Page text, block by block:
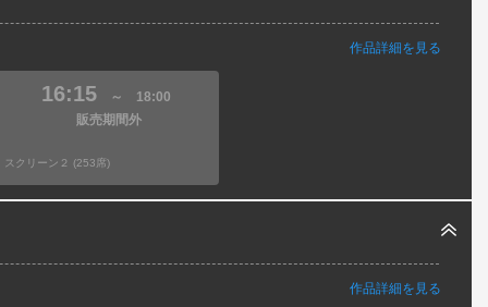
作品詳細を見る
16:15 ～
18:00
販売期間外
スクリーン２ (253席)
作品詳細を見る